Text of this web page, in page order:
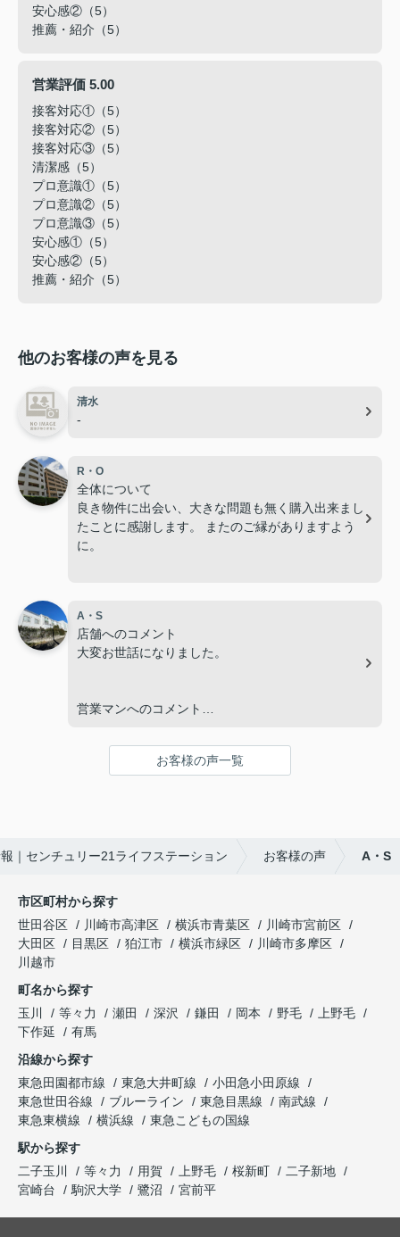
安心感②（5）
推薦・紹介（5）
営業評価 5.00
接客対応①（5）
接客対応②（5）
接客対応③（5）
清潔感（5）
プロ意識①（5）
プロ意識②（5）
プロ意識③（5）
安心感①（5）
安心感②（5）
推薦・紹介（5）
他のお客様の声を見る
清水
-
R・O
全体について
良き物件に出会い、大きな問題も無く購入出来まし
たことに感謝します。 またのご縁がありますよう
に。
良かった点:とても感じの良い店舗、スタッフの
方々でした。 気になった点:売買スタイルが専任売
買だったのですが、可能であればこちらのエージェ
良かった点:若い方でしたが、購入まで大変一生懸
命に手伝って頂きました。 気になった点:専任売買
内見数：5物件
成約までの期間：2ヵ月以内
不動産会社に求めるもの： 地域密着性、 社員の接
客対応、 入居に関するアドバイス等
A・S
店舗へのコメント
大変お世話になりました。
営業マンへのコメント
不動産会社に求めるもの： 会社の知名度・ブラン
ド、 地域密着性、 購入後・入居後のアフターフォ
営業に求めるもの： 知識・経験、 人柄・誠実さ、
お客様の声一覧
｜センチュリー21ライフステーション お客様の声 A・S
市区町村から探す
世田谷区
川崎市高津区 横浜市青葉区
川崎市宮前区
大田区
目黒区 狛江市 横浜市緑区
川崎市多摩区
川越市
町名から探す
玉川
等々力 瀬田 深沢 鎌田 岡本 野毛
上野毛
下作延
有馬
沿線から探す
東急田園都市線
東急大井町線
小田急小田原線
東急世田谷線
ブルーライン 東急目黒線
南武線
東急東横線
横浜線
東急こどもの国線
駅から探す
二子玉川
等々力 用賀 上野毛 桜新町
二子新地
宮崎台
駒沢大学 鷺沼 宮前平